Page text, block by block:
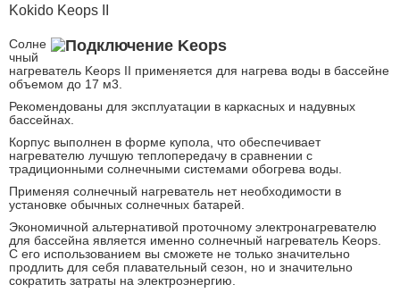
Kokido Keops II
Солне
чный
нагреватель Keops II применяется для нагрева воды в бассейне
объемом до 17 м3.
Рекомендованы для эксплуатации в каркасных и надувных
бассейнах.
Корпус выполнен в форме купола, что обеспечивает
нагревателю лучшую теплопередачу в сравнении с
традиционными солнечными системами обогрева воды.
Применяя солнечный нагреватель нет необходимости в
установке обычных солнечных батарей.
Экономичной альтернативой проточному электронагревателю
для бассейна является именно солнечный нагреватель Keops.
С его использованием вы сможете не только значительно
продлить для себя плавательный сезон, но и значительно
сократить затраты на электроэнергию.